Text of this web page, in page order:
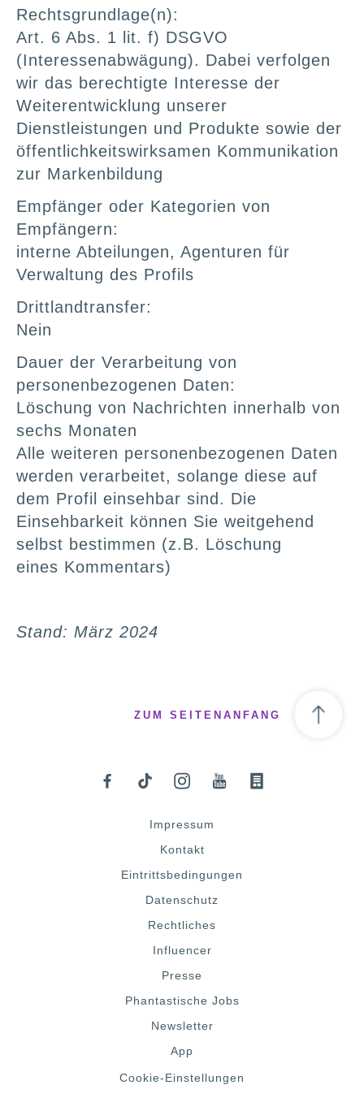
Rechtsgrundlage(n):
Art. 6 Abs. 1 lit. f) DSGVO
(Interessenabwägung). Dabei verfolgen
wir das berechtigte Interesse der
Weiterentwicklung unserer
Dienstleistungen und Produkte sowie der
öffentlichkeitswirksamen Kommunikation
zur Markenbildung
Empfänger oder Kategorien von
Empfängern:
interne Abteilungen, Agenturen für
Verwaltung des Profils
Drittlandtransfer:
Nein
Dauer der Verarbeitung von
personenbezogenen Daten:
Löschung von Nachrichten innerhalb von
sechs Monaten
Alle weiteren personenbezogenen Daten
werden verarbeitet, solange diese auf
dem Profil einsehbar sind. Die
Einsehbarkeit können Sie weitgehend
selbst bestimmen (z.B. Löschung
eines Kommentars)
Stand: März 2024
ZUM SEITENANFANG
Impressum
Kontakt
Eintrittsbedingungen
Datenschutz
Rechtliches
Influencer
Presse
Phantastische Jobs
Newsletter
App
Cookie-Einstellungen